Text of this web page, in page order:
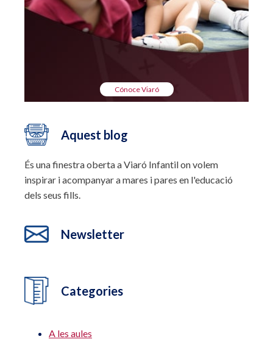
Cónoce Viaró
Aquest blog
És una finestra oberta a Viaró Infantil on volem
inspirar i acompanyar a mares i pares en l'educació
dels seus fills.
Newsletter
Categories
A les aules